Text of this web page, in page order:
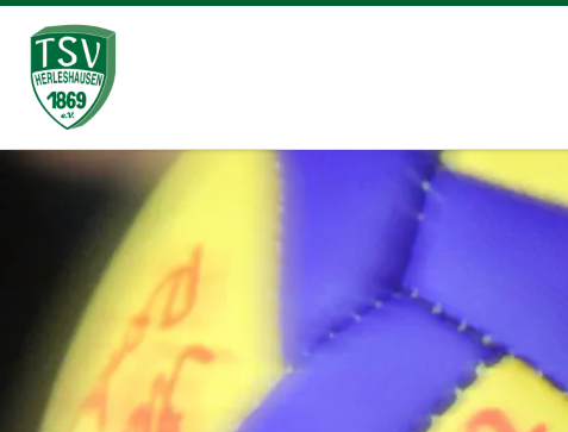
Zum Inhalt springen